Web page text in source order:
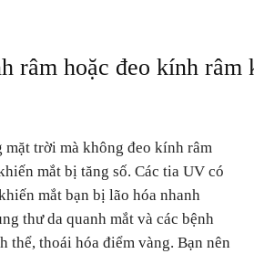
râm hoặc đeo kính râm
mặt trời mà không đeo kính râm
mắt bị tăng số. Các tia UV có
mắt bạn bị lão hóa nhanh
thư da quanh mắt và các bệnh
thể, thoái hóa điểm vàng. Bạn nên